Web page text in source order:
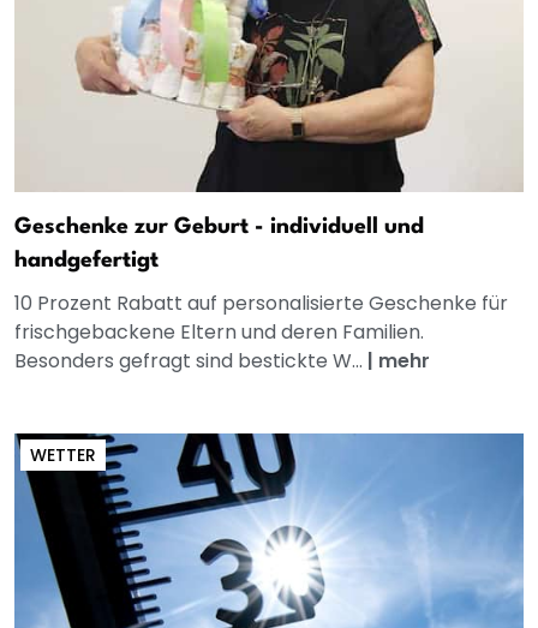
Geschenke zur Geburt - individuell und
handgefertigt
10 Prozent Rabatt auf personalisierte Geschenke für
frischgebackene Eltern und deren Familien.
Besonders gefragt sind bestickte W... | mehr
WETTER